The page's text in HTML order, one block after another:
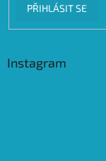
PŘIHLÁSIT SE
Instagram